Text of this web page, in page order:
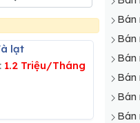
lạt
1.2 Triệu/Tháng
Bán
Bán
Bán
Bán
Bán
Bán